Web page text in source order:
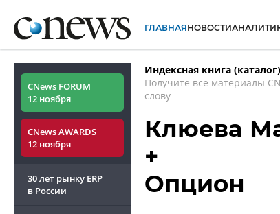
ГЛАВНАЯНОВОСТИ
CNews FORUM
12 ноября
CNews AWARDS
12 ноября
30 лет рынку ERP
в России
Индексная книга
Получите все материалы
слову
Клюева
+
Опцион